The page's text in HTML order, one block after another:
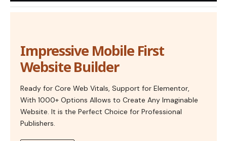
Impressive Mobile First
Website Builder
Ready for Core Web Vitals, Support for Elementor,
With 1000+ Options Allows to Create Any Imaginable
Website. It is the Perfect Choice for Professional
Publishers.